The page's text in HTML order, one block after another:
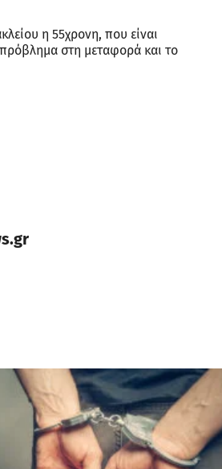
η 55χρονη, που είναι
στη μεταφορά και το